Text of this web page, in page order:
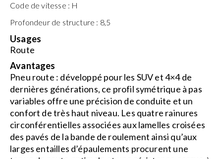
Code de vitesse : H
Profondeur de structure : 8,5
Usages
Route
Avantages
Pneu route : développé pour les SUV et 4×4 de
dernières générations, ce profil symétrique à pas
variables offre une précision de conduite et un
confort de très haut niveau. Les quatre rainures
circonférentielles associées aux lamelles croisées
des pavés de la bande de roulement ainsi qu’aux
larges entailles d’épaulements procurent une